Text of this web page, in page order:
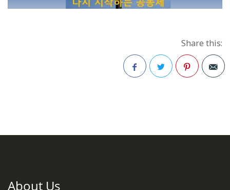
Share this:
About Us